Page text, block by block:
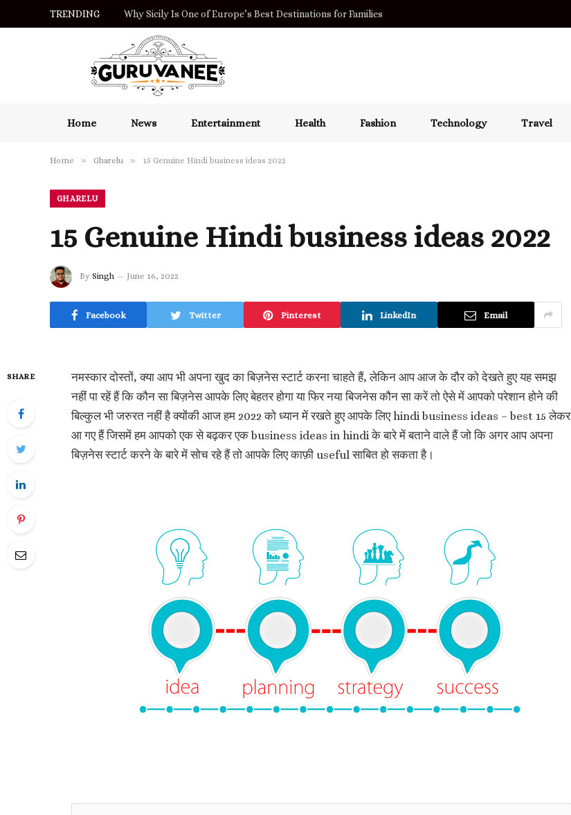
TRENDING Why Sicily Is One of Europe’s Best Destinations for Families
Home News Entertainment Health Fashion Technology Travel
Home » Gharelu » 15 Genuine Hindi business ideas 2022
GHARELU
15 Genuine Hindi business ideas 2022
By Singh June 16, 2022
Facebook Twitter Pinterest LinkedIn Email
SHARE
नमस्कार दोस्तों, क्या आप भी अपना खुद का बिज़नेस स्टार्ट करना चाहते हैं, लेकिन आप आज के दौर को देखते हुए यह समझ
नहीं पा रहें हैं कि कौन सा बिज़नेस आपके लिए बेहतर होगा या फिर नया बिजनेस कौन सा करें तो ऐसे में आपको परेशान होने की
बिल्कुल भी जरुरत नहीं है क्योंकी आज हम 2022 को ध्यान में रखते हुए आपके लिए hindi business ideas – best 15 लेकर
आ गए हैं जिसमें हम आपको एक से बढ़कर एक business ideas in hindi के बारे में बताने वाले हैं जो कि अगर आप अपना
बिज़नेस स्टार्ट करने के बारे में सोच रहे हैं तो आपके लिए काफ़ी useful साबित हो सकता है।